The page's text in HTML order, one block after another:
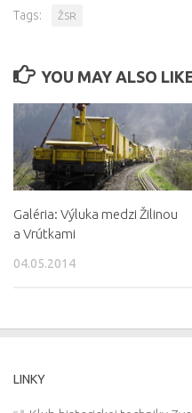
Tags: ŽSR
YOU MAY ALSO
Galéria: Výluka medzi Žilinou
a Vrútkami
04.05.2014
LINKY